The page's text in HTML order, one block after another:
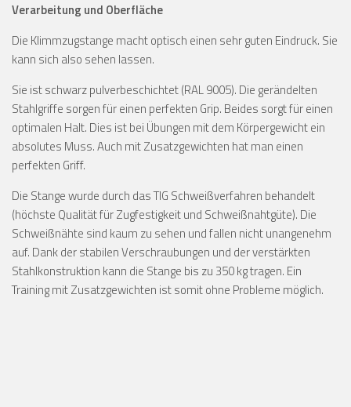
Verarbeitung und Oberfläche
Die Klimmzugstange macht optisch einen sehr guten Eindruck. Sie
kann sich also sehen lassen.
Sie ist schwarz pulverbeschichtet (RAL 9005). Die gerändelten
Stahlgriffe sorgen für einen perfekten Grip. Beides sorgt für einen
optimalen Halt. Dies ist bei Übungen mit dem Körpergewicht ein
absolutes Muss. Auch mit Zusatzgewichten hat man einen
perfekten Griff.
Die Stange wurde durch das TIG Schweißverfahren behandelt
(höchste Qualität für Zugfestigkeit und Schweißnahtgüte). Die
Schweißnähte sind kaum zu sehen und fallen nicht unangenehm
auf. Dank der stabilen Verschraubungen und der verstärkten
Stahlkonstruktion kann die Stange bis zu 350 kg tragen. Ein
Training mit Zusatzgewichten ist somit ohne Probleme möglich.